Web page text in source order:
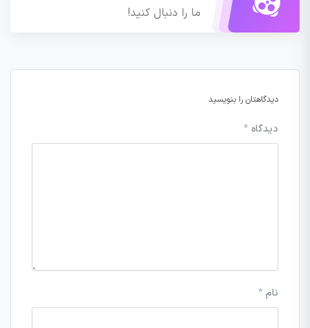
ما را دنبال کنید!
دیدگاهتان را بنویسید
دیدگاه *
نام *